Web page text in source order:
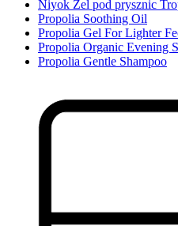
Niyok Żel pod prysznic
Propolia Soothing Oil
Propolia Gel For Lighter
Propolia Organic Evening
Propolia Gentle Shampoo